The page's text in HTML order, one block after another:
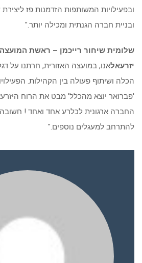
ובפעילויות המשותפות הזדמנות פז
ובניית חברה הגנתית ומכילה יותר."
שלומית שיחור רייכמן – ראשת
יזרעאלאנו, במועצה האזורית, חרתנו על
הכלה ושיתוף פעולה בין הקהילות.
'פברואר יוצא מהכלל' מבט את הרוח
החברה ארגונית לכלרע אחד ואחד !
להתרחב למעגלים נוספים."